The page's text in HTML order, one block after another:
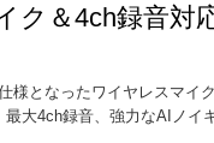
＆4ch録音対
様となったワイヤレスマイ
大4ch録音、強力なAIノイ